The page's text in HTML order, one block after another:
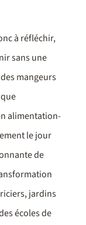
à réfléchir,
sans une
mangeurs
alimentation-
le jour
de
jardins
écoles de